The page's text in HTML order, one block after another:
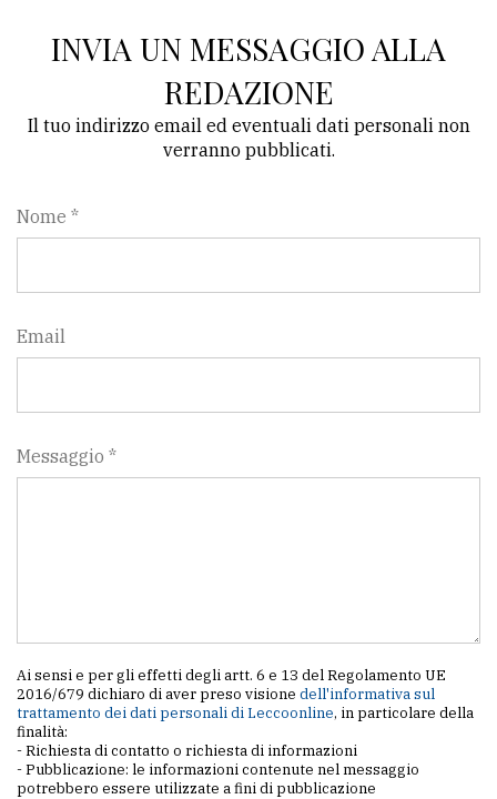
INVIA UN MESSAGGIO ALLA
REDAZIONE
Il tuo indirizzo email ed eventuali dati personali non
verranno pubblicati.
Nome *
Email
Messaggio *
Ai sensi e per gli effetti degli artt. 6 e 13 del Regolamento UE
2016/679 dichiaro di aver preso visione dell'informativa sul
trattamento dei dati personali di Leccoonline, in particolare della
finalità:
- Richiesta di contatto o richiesta di informazioni
- Pubblicazione: le informazioni contenute nel messaggio
potrebbero essere utilizzate a fini di pubblicazione